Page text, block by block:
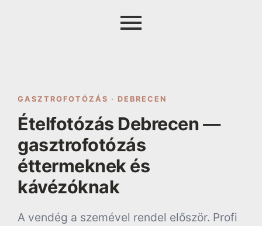
GASZTROFOTÓZÁS · DEBRECEN
Ételfotózás Debrecen —
gasztrofotózás
éttermeknek és
kávézóknak
A vendég a szemével rendel először. Profi